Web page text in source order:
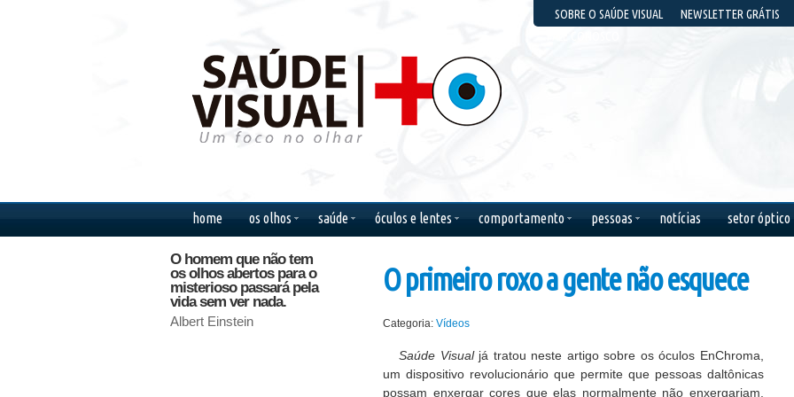
SOBRE O SAÚDE VISUAL NEWSLETTER GRÁTIS
home os olhos saúde óculos e lentes comportamento pessoas notícias setor óptico
O primeiro roxo a gente não esquece
Categoria: Vídeos
Saúde Visualjá tratou neste artigo sobre os óculos EnChroma,
um dispositivo revolucionário que permite que pessoas daltônicas
possam enxergar cores que elas normalmente não enxergariam.
O homem que não tem
os olhos abertos para o
misterioso passará pela
vida sem ver nada.
Albert Einstein
ver o que você faz, ao
sentir que sem você eu
passo bem demais.
Chico Buarque
de amor são ditas no
silêncio de um olhar.
mostrassem a
alma, todos, ao me
verem sorrir,